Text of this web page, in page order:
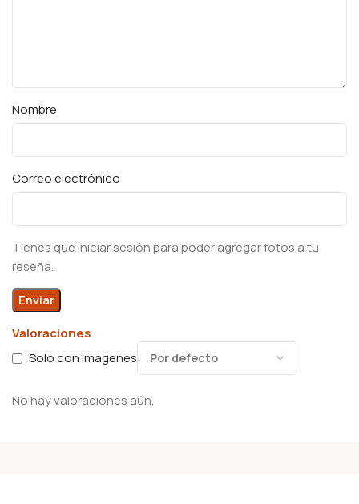
Valoraciones
Solo con imagenes
No hay valoraciones aún.
Nombre
Correo electrónico
Tienes que iniciar sesión para poder agregar fotos a tu
reseña.